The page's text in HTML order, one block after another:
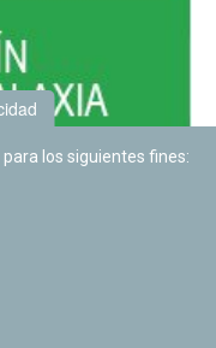
los siguientes fines: